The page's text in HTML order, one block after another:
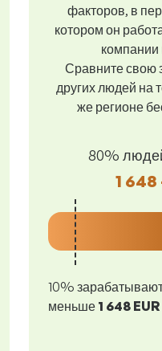
факторов, в
котором он
компании
Сравните свою
других людей на
же регионе
80%
1 648
10%
меньше 1 648 EUR